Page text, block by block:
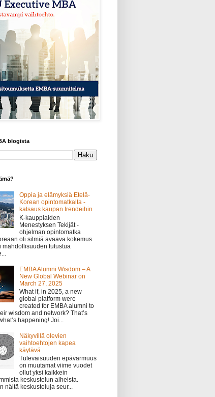
blogista
Oppia ja elämyksiä Etelä-
Korean opintomatkalta -
katsaus kaupan trendeihin
K-kauppiaiden
Menestyksen Tekijät -
ohjelman opintomatka
oli silmiä avaava kokemus
mahdollisuuden tutustua
EMBA Alumni Wisdom – A
New Global Webinar on
March 27, 2025
What if, in 2025, a new
global platform were
created for EMBA alumni to
wisdom and network? That’s
happening! Joi...
Näkyvillä olevien
vaihtoehtojen kapea
käytävä
Tulevaisuuden epävarmuus
on muutamat viime vuodet
ollut yksi kaikkein
keskustelun aiheista.
näitä keskusteluja seur...